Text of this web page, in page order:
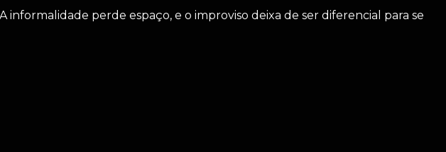
perde espaço, e o improviso deixa de ser diferencial para se